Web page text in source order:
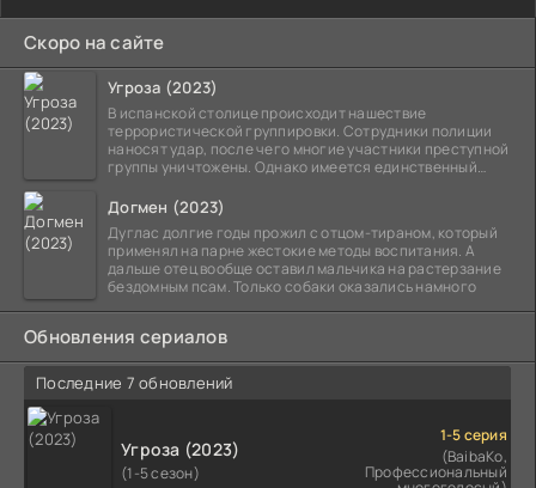
Скоро на сайте
Угроза (2023)
В испанской столице происходит нашествие
террористической группировки. Сотрудники полиции
наносят удар, после чего многие участники преступной
группы уничтожены. Однако имеется единственный
Догмен (2023)
Дуглас долгие годы прожил с отцом-тираном, который
применял на парне жестокие методы воспитания. А
дальше отец вообще оставил мальчика на растерзание
бездомным псам. Только собаки оказались намного
Обновления сериалов
Последние 7 обновлений
Угроза (2023)
(1-5 сезон)
1-5 серия
(BaibaKo,
Профессиональный